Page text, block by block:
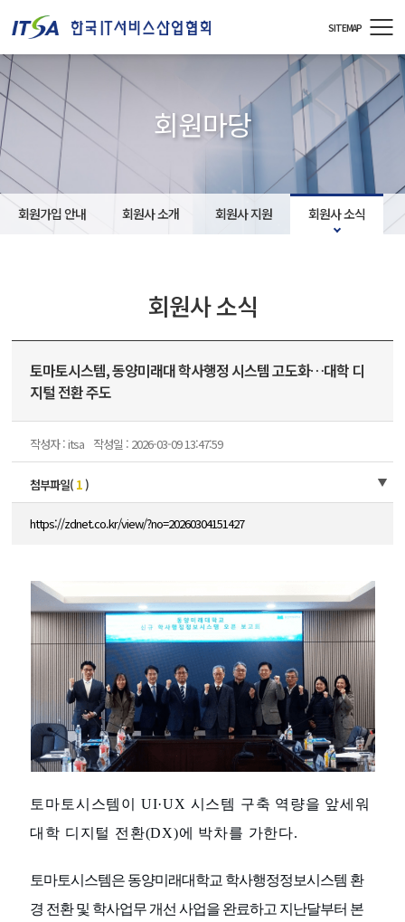
SITEMAP
회원마당
회원가입 안내 회원사 소개 회원사 지원 회원사 소식
회원사 소식
토마토시스템, 동양미래대 학사행정 시스템 고도화…대학 디
지털 전환 주도
작성자 : itsa 작성일 : 2026-03-09 13:47:59
첨부파일( 1 )
https://zdnet.co.kr/view/?no=20260304151427
토마토시스템이 UI·UX 시스템 구축 역량을 앞세워
대학 디지털 전환(DX)에 박차를 가한다.
토마토시스템은 동양미래대학교 학사행정정보시스템 환
경 전환 및 학사업무 개선 사업을 완료하고 지난달부터 본